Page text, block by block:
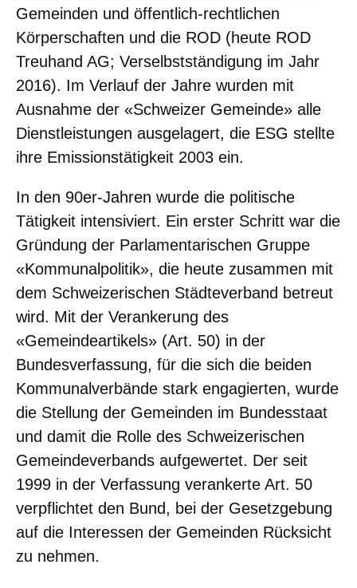
Gemeinden und öffentlich-rechtlichen
Körperschaften und die ROD (heute ROD
Treuhand AG; Verselbstständigung im Jahr
2016). Im Verlauf der Jahre wurden mit
Ausnahme der «Schweizer Gemeinde» alle
Dienstleistungen ausgelagert, die ESG stellte
ihre Emissionstätigkeit 2003 ein.
In den 90er-Jahren wurde die politische
Tätigkeit intensiviert. Ein erster Schritt war die
Gründung der Parlamentarischen Gruppe
«Kommunalpolitik», die heute zusammen mit
dem Schweizerischen Städteverband betreut
wird. Mit der Verankerung des
«Gemeindeartikels» (Art. 50) in der
Bundesverfassung, für die sich die beiden
Kommunalverbände stark engagierten, wurde
die Stellung der Gemeinden im Bundesstaat
und damit die Rolle des Schweizerischen
Gemeindeverbands aufgewertet. Der seit
1999 in der Verfassung verankerte Art. 50
verpflichtet den Bund, bei der Gesetzgebung
auf die Interessen der Gemeinden Rücksicht
zu nehmen.